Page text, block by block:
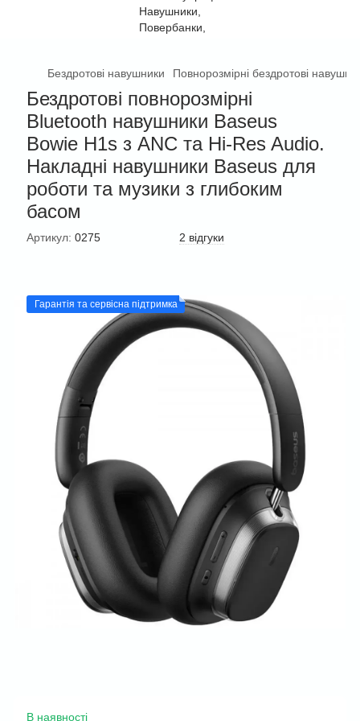
Бездротові навушники Повнорозмірні бездротові
Бездротові повнорозмірні
Bluetooth навушники Baseus
Bowie H1s з ANC та Hi-Res Audio.
Накладні навушники Baseus для
роботи та музики з глибоким
басом
Артикул: 0275 2 відгуки
Гарантія та сервісна підтримка
В наявності